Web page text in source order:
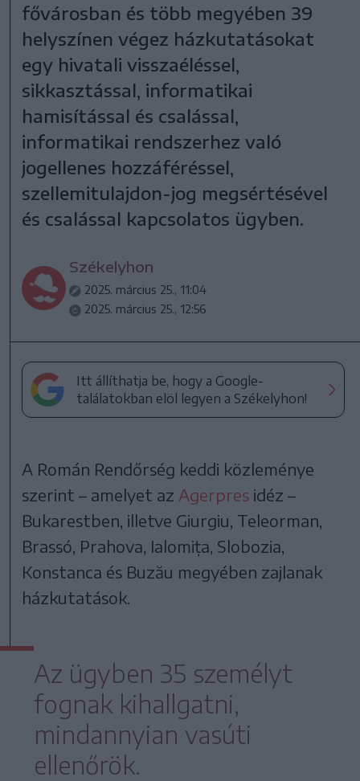
fővárosban és több megyében 39
helyszínen végez házkutatásokat
egy hivatali visszaéléssel,
sikkasztással, informatikai
hamisítással és csalással,
informatikai rendszerhez való
jogellenes hozzáféréssel,
szellemitulajdon-jog megsértésével
és csalással kapcsolatos ügyben.
Székelyhon
2025. március 25., 11:04
2025. március 25., 12:56
Itt állíthatja be, hogy a Google-
találatokban elöl legyen a Székelyhon!
A Román Rendőrség keddi közleménye
szerint – amelyet az Agerpres idéz –
Bukarestben, illetve Giurgiu, Teleorman,
Brassó, Prahova, Ialomița, Slobozia,
Konstanca és Buzău megyében zajlanak
házkutatások.
Az ügyben 35 személyt
fognak kihallgatni,
mindannyian vasúti
ellenőrök.